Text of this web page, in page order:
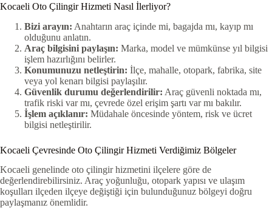
Kocaeli Oto Çilingir Hizmeti Nasıl İlerliyor?
Bizi arayın: Anahtarın araç içinde mi, bagajda mı, kayıp mı
olduğunu anlatın.
Araç bilgisini paylaşın: Marka, model ve mümkünse yıl bilgisi
işlem hazırlığını belirler.
Konumunuzu netleştirin: İlçe, mahalle, otopark, fabrika, site
veya yol kenarı bilgisi paylaşılır.
Güvenlik durumu değerlendirilir: Araç güvenli noktada mı,
trafik riski var mı, çevrede özel erişim şartı var mı bakılır.
İşlem açıklanır: Müdahale öncesinde yöntem, risk ve ücret
bilgisi netleştirilir.
Kocaeli Çevresinde Oto Çilingir Hizmeti Verdiğimiz Bölgeler
Kocaeli genelinde oto çilingir hizmetini ilçelere göre de
değerlendirebilirsiniz. Araç yoğunluğu, otopark yapısı ve ulaşım
koşulları ilçeden ilçeye değiştiği için bulunduğunuz bölgeyi doğru
paylaşmanız önemlidir.